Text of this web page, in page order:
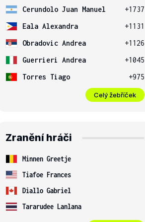
Cerundolo Juan Manuel
+1737
Eala Alexandra
+1131
Obradovic Andrea
+1126
Guerrieri Andrea
+1045
Torres Tiago
+975
Celý žebříček
Zranění hráči
Minnen Greetje
Tiafoe Frances
Diallo Gabriel
Tararudee Lanlana